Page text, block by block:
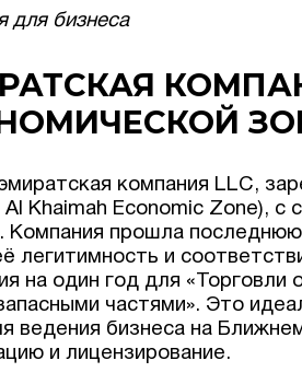
для бизнеса
компания LLC,
Khaimah Economic Zone), с
Компания прошла последнюю
легитимность и
на один год для «Торговли
частями». Это
ведения бизнеса на
и лицензирование.